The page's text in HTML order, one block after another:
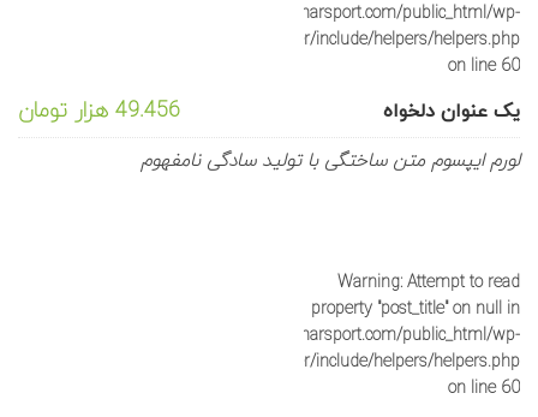
/home/sportyka/domains/saharsport.com/public_html/wp-
content/plugins/js_composer/include/helpers/helpers.php
on line 60
یک عنوان دلخواه 49.456 هزار تومان
لورم ایپسوم متن ساختگی با تولید سادگی نامفهوم
Warning: Attempt to read
property "post_title" on null in
/home/sportyka/domains/saharsport.com/public_html/wp-
content/plugins/js_composer/include/helpers/helpers.php
on line 60